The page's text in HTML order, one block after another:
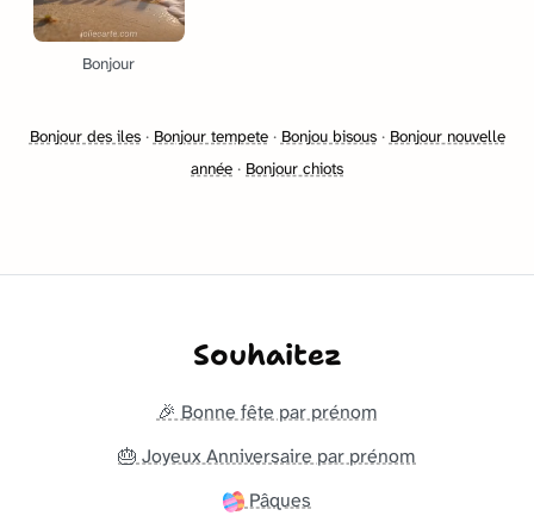
Bonjour
Bonjour des iles· Bonjour tempete· Bonjou bisous· Bonjour nouvelle
année · Bonjour chiots
Souhaitez
🎉 Bonne fête par prénom
🎂 Joyeux Anniversaire par prénom
Pâques